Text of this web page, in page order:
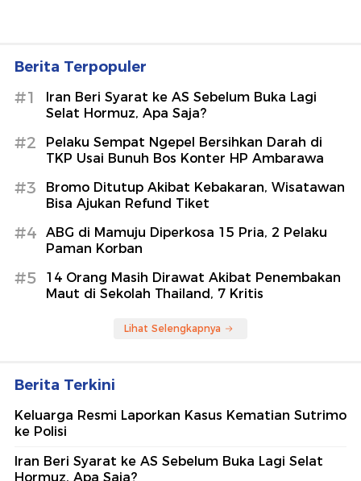
Berita Terpopuler
#1
Iran Beri Syarat ke AS Sebelum Buka Lagi
Selat Hormuz, Apa Saja?
#2
Pelaku Sempat Ngepel Bersihkan Darah di
TKP Usai Bunuh Bos Konter HP Ambarawa
#3
Bromo Ditutup Akibat Kebakaran, Wisatawan
Bisa Ajukan Refund Tiket
#4
ABG di Mamuju Diperkosa 15 Pria, 2 Pelaku
Paman Korban
#5
14 Orang Masih Dirawat Akibat Penembakan
Maut di Sekolah Thailand, 7 Kritis
Lihat Selengkapnya
Berita Terkini
Keluarga Resmi Laporkan Kasus Kematian Sutrimo
ke Polisi
Iran Beri Syarat ke AS Sebelum Buka Lagi Selat
Hormuz, Apa Saja?